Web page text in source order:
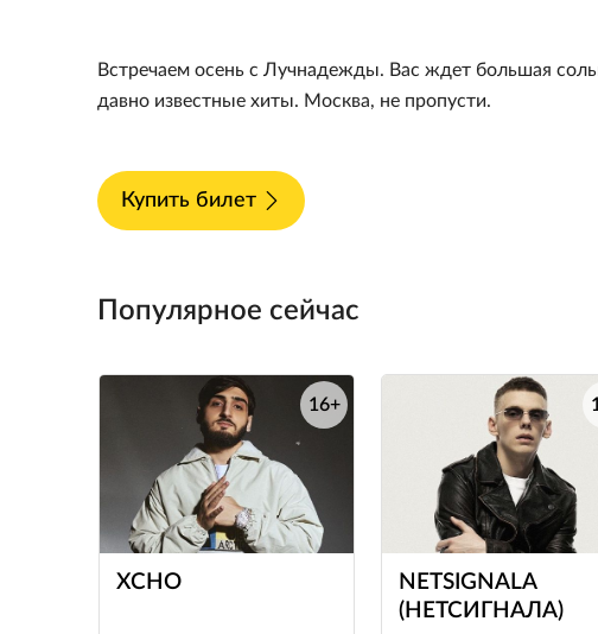
Встречаем осень с Лучнадежды. Вас ждет большая
давно известные хиты. Москва, не пропусти.
Купить билет
Популярное сейчас
е
XCHO
16+
е
NETSIGNALA
(НЕТСИГНАЛА)